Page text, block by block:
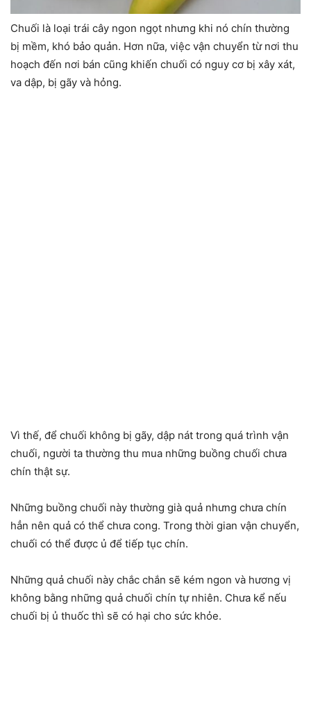
Chuối là loại trái cây ngon ngọt nhưng khi nó chín thường
bị mềm, khó bảo quản. Hơn nữa, việc vận chuyển từ nơi thu
hoạch đến nơi bán cũng khiến chuối có nguy cơ bị xây xát,
va dập, bị gãy và hỏng.
Vì thế, để chuối không bị gãy, dập nát trong quá trình vận
chuối, người ta thường thu mua những buồng chuối chưa
chín thật sự.
Những buồng chuối này thường già quả nhưng chưa chín
hẳn nên quả có thể chưa cong. Trong thời gian vận chuyển,
chuối có thể được ủ để tiếp tục chín.
Những quả chuối này chắc chắn sẽ kém ngon và hương vị
không bằng những quả chuối chín tự nhiên. Chưa kể nếu
chuối bị ủ thuốc thì sẽ có hại cho sức khỏe.